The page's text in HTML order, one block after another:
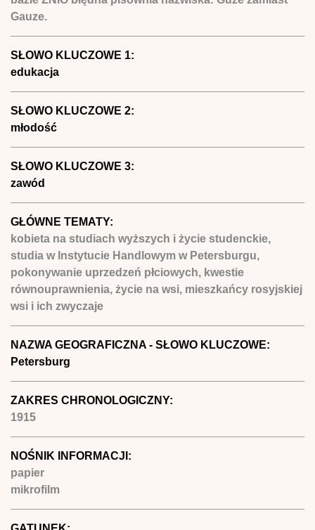
Gauze.
SŁOWO KLUCZOWE 1:
edukacja
SŁOWO KLUCZOWE 2:
młodość
SŁOWO KLUCZOWE 3:
zawód
GŁÓWNE TEMATY:
kobieta na studiach wyższych i życie studenckie,
studia w Instytucie Handlowym w Petersburgu,
pokonywanie uprzedzeń płciowych, kwestie
równouprawnienia, życie na wsi, mieszkańcy rosyjskiej
wsi i ich zwyczaje
NAZWA GEOGRAFICZNA - SŁOWO KLUCZOWE:
Petersburg
ZAKRES CHRONOLOGICZNY:
1915
NOŚNIK INFORMACJI:
papier
mikrofilm